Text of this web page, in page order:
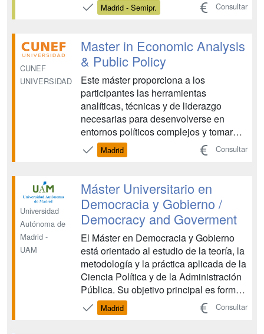
Madrid - Semipr. Consultar
CUNEF
UNIVERSIDAD
Master in Economic Analysis
& Public Policy
Este máster proporciona a los
participantes las herramientas
analíticas, técnicas y de liderazgo
necesarias para desenvolverse en
entornos políticos complejos y tomar
decisiones de gran impacto. El
programa combina el análisis de los
con el diseño y aplicación práctica de
políticas públicas, profundizando en ...
Madrid Consultar
Universidad
Autónoma de
Madrid -
UAM
Máster Universitario en
Democracia y Gobierno /
Democracy and Goverment
El Máster en Democracia y Gobierno
está orientado al estudio de la teoría, la
metodología y la práctica aplicada de la
Ciencia Política y de la Administración
Pública. Su objetivo principal es formar
profesionales de las Ciencias Sociales
de una forma integral, tanto en el
Madrid Consultar